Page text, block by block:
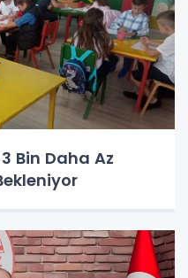
Bin Daha Az